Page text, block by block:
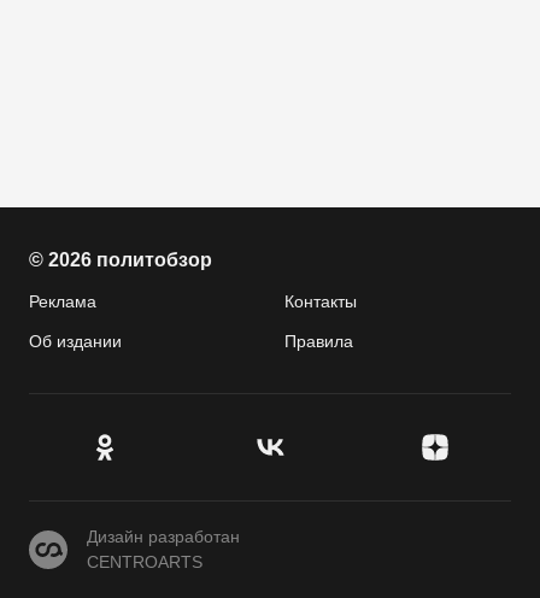
© 2026 политобзор
Реклама Контакты
Об издании Правила
CENTROARTS